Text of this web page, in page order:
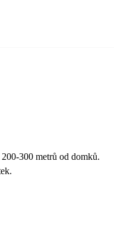
300 metrů od domků.